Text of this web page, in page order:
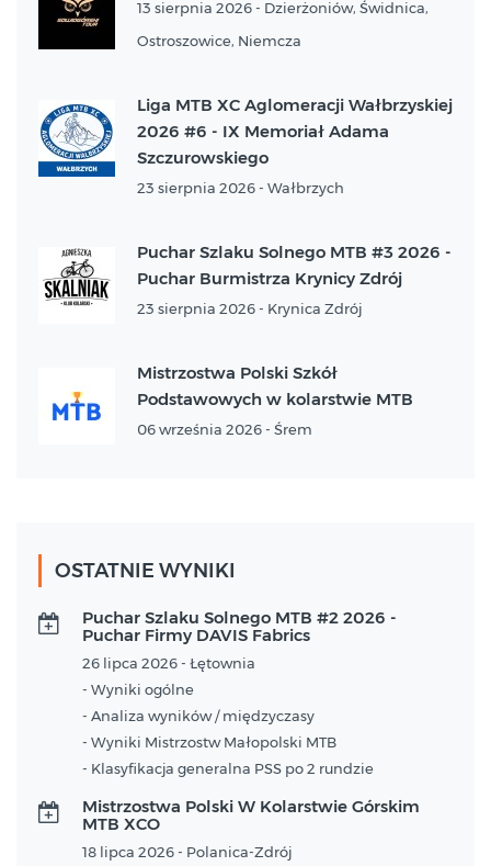
13 sierpnia 2026 - Dzierżoniów, Świdnica,
Ostroszowice, Niemcza
Liga MTB XC Aglomeracji Wałbrzyskiej
2026 #6 - IX Memoriał Adama
Szczurowskiego
23 sierpnia 2026 - Wałbrzych
Puchar Szlaku Solnego MTB #3 2026 -
Puchar Burmistrza Krynicy Zdrój
23 sierpnia 2026 - Krynica Zdrój
Mistrzostwa Polski Szkół
Podstawowych w kolarstwie MTB
06 września 2026 - Śrem
OSTATNIE WYNIKI
Puchar Szlaku Solnego MTB #2 2026 -
Puchar Firmy DAVIS Fabrics
26 lipca 2026 - Łętownia
- Wyniki ogólne
- Analiza wyników / międzyczasy
- Wyniki Mistrzostw Małopolski MTB
- Klasyfikacja generalna PSS po 2 rundzie
Mistrzostwa Polski W Kolarstwie Górskim
MTB XCO
18 lipca 2026 - Polanica-Zdrój